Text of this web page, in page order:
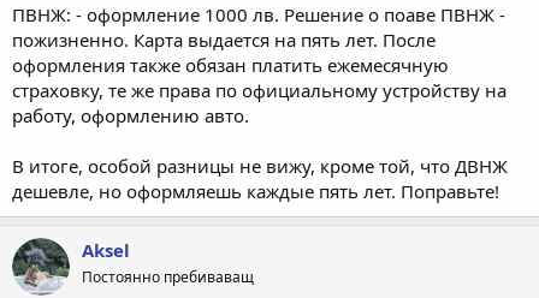
ПВНЖ: - оформление 1000 лв. Решение о поаве ПВНЖ -
пожизненно. Карта выдается на пять лет. После
оформления также обязан платить ежемесячную
страховку, те же права по официальному устройству на
работу, оформлению авто.
В итоге, особой разницы не вижу, кроме той, что ДВНЖ
дешевле, но оформляешь каждые пять лет. Поправьте!
Aksel
Постоянно пребиваващ